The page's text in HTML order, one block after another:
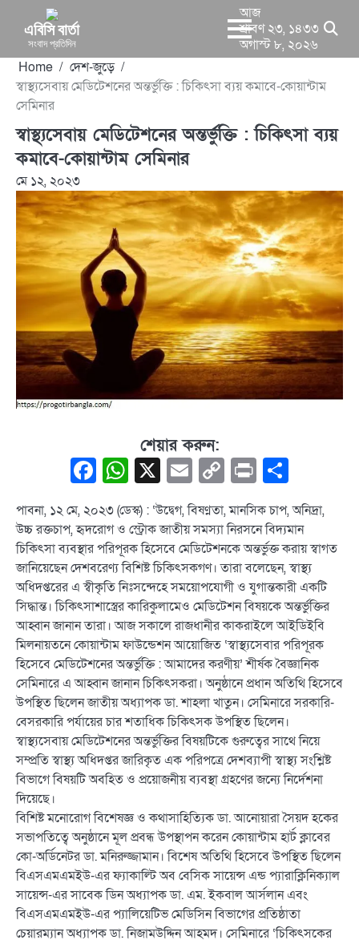
content
এবিসি বার্তা
সংবাদ প্রতিদিন
আজ
শ্রাবণ ২৩, ১৪৩৩
অগাস্ট ৮, ২০২৬
Home
দেশ-জুড়ে
স্বাস্থ্যসেবায় মেডিটেশনের অন্তর্ভুক্তি : চিকিৎসা ব্যয় কমাবে-কোয়ান্টাম
সেমিনার
স্বাস্থ্যসেবায় মেডিটেশনের অন্তর্ভুক্তি : চিকিৎসা ব্যয়
কমাবে-কোয়ান্টাম সেমিনার
মে ১২, ২০২৩
শেয়ার করুন:
Facebook
WhatsApp
X EmailCopy
Link
Print
পাবনা, ১২ মে, ২০২৩ (ডেস্ক) : ‘উদ্বেগ, বিষণ্নতা, মানসিক চাপ, অনিদ্রা,
উচ্চ রক্তচাপ, হৃদরোগ ও স্ট্রোক জাতীয় সমস্যা নিরসনে বিদ্যমান
চিকিৎসা ব্যবস্থার পরিপূরক হিসেবে মেডিটেশনকে অন্তর্ভুক্ত করায় স্বাগত
জানিয়েছেন দেশবরেণ্য বিশিষ্ট চিকিৎসকগণ। তারা বলেছেন, স্বাস্থ্য
অধিদপ্তরের এ স্বীকৃতি নিঃসন্দেহে সময়োপযোগী ও যুগান্তকারী একটি
সিদ্ধান্ত। চিকিৎসাশাস্ত্রের কারিকুলামেও মেডিটেশন বিষয়কে অন্তর্ভুক্তির
আহ্বান জানান তারা। আজ সকালে রাজধানীর কাকরাইলে আইডিইবি
মিলনায়তনে কোয়ান্টাম ফাউন্ডেশন আয়োজিত ‘স্বাস্থ্যসেবার পরিপূরক
হিসেবে মেডিটেশনের অন্তর্ভুক্তি : আমাদের করণীয়’ শীর্ষক বৈজ্ঞানিক
সেমিনারে এ আহ্বান জানান চিকিৎসকরা। অনুষ্ঠানে প্রধান অতিথি হিসেবে
উপস্থিত ছিলেন জাতীয় অধ্যাপক ডা. শাহলা খাতুন। সেমিনারে সরকারি-
বেসরকারি পর্যায়ের চার শতাধিক চিকিৎসক উপস্থিত ছিলেন।
স্বাস্থ্যসেবায় মেডিটেশনের অন্তর্ভুক্তির বিষয়টিকে গুরুত্বের সাথে নিয়ে
সম্প্রতি স্বাস্থ্য অধিদপ্তর জারিকৃত এক পরিপত্রে দেশব্যাপী স্বাস্থ্য সংশ্লিষ্ট
বিভাগে বিষয়টি অবহিত ও প্রয়োজনীয় ব্যবস্থা গ্রহণের জন্যে নির্দেশনা
দিয়েছে।
বিশিষ্ট মনোরোগ বিশেষজ্ঞ ও কথাসাহিত্যিক ডা. আনোয়ারা সৈয়দ হকের
সভাপতিত্বে অনুষ্ঠানে মূল প্রবন্ধ উপস্থাপন করেন কোয়ান্টাম হার্ট ক্লাবের
কো-অর্ডিনেটর ডা. মনিরুজ্জামান। বিশেষ অতিথি হিসেবে উপস্থিত ছিলেন
বিএসএমএমইউ-এর ফ্যাকাল্টি অব বেসিক সায়েন্স এন্ড প্যারাক্লিনিক্যাল
সায়েন্স-এর সাবেক ডিন অধ্যাপক ডা. এম. ইকবাল আর্সলান এবং
বিএসএমএমইউ-এর প্যালিয়েটিভ মেডিসিন বিভাগের প্রতিষ্ঠাতা
চেয়ারম্যান অধ্যাপক ডা. নিজামউদ্দিন আহমদ। সেমিনারে ‘চিকিৎসকের